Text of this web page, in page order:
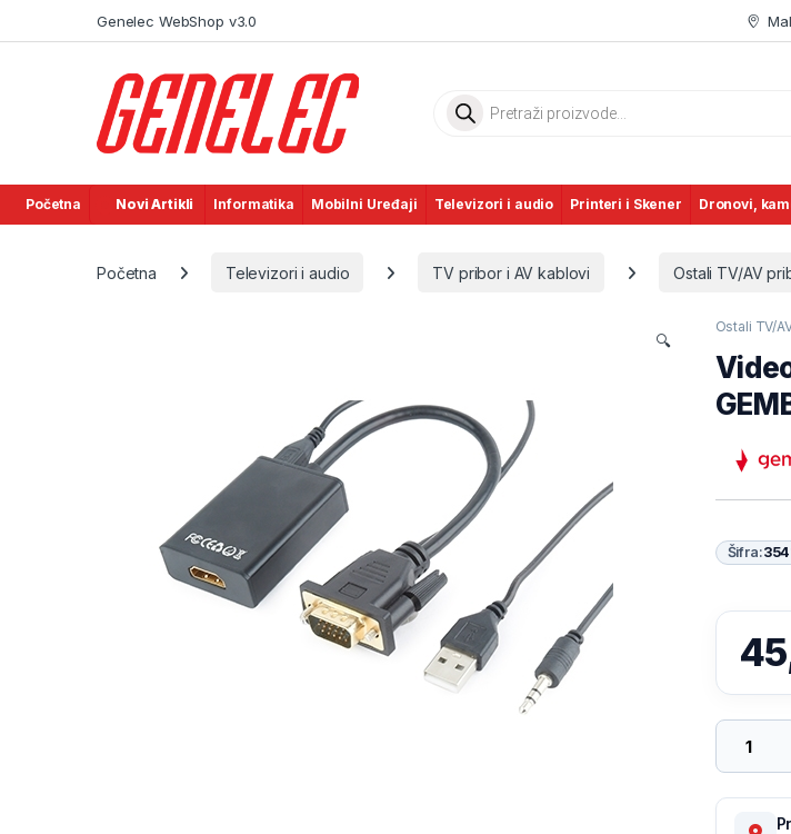
Genelec WebShop v3.0
Products search
Početna Novi Artikli Informatika Mobilni Uređaji Televizori i audio Printeri i Skener Dronovi,
Početna Televizori i audio TV pribor i AV kablovi Ostali TV/AV
🔍
Ostali TV/
Šifra:
Video